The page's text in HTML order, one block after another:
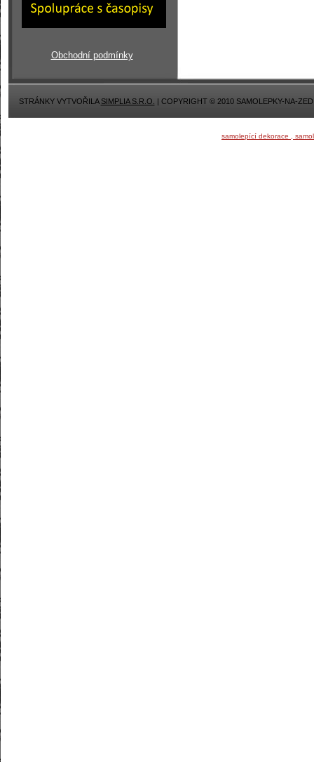
Obchodní podmínky
STRÁNKY VYTVOŘILASIMPLIA S.R.O. | COPYRIGHT © 2010 SAMOLEPKY-NA-
samolepící dekorace ,